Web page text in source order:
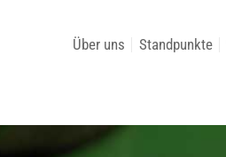
Über uns Standpunkte